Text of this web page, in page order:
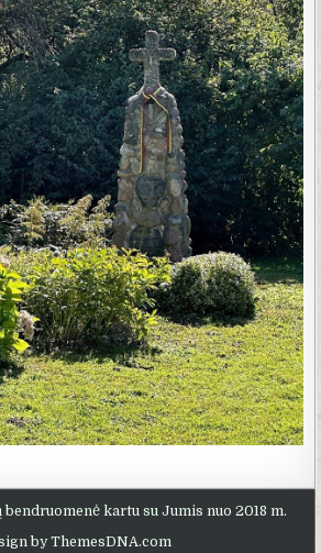
kartu su Jumis nuo 2018 m.
by ThemesDNA.com